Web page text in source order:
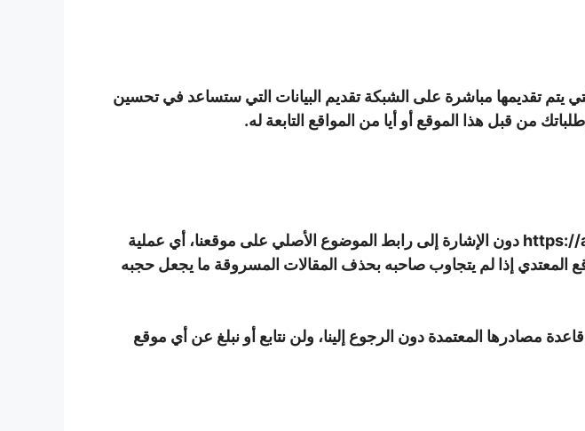
يتم تقديمها مباشرة على الشبكة تقديم البيانات التي ستساعد في تحسين
من قبل هذا الموقع أو أيا من المواقع التابعة له.
https://alfaresshipping.com دون الإشارة إلى رابط الموضوع الأصلي على موقعنا، أي عملية
المعتدي إذا لم يتجاوب صاحبه بحذف المقالات المسروقة ما يجعل حجبه
مصادرها المعتمدة دون الرجوع إلينا، ولن نتابع أو نبلغ عن أي موقع